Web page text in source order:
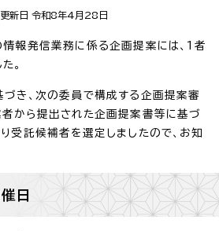
新日 令和8年4月28日
報発信業務に係る企画提案には、1者
。
き、次の委員で構成する企画提案審
から提出された企画提案書等に基づ
受託候補者を選定しましたので、お知
日